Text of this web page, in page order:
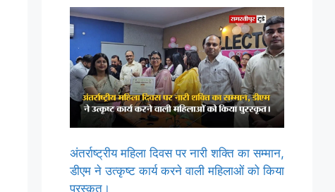
अंतर्राष्ट्रीय महिला दिवस पर नारी शक्ति का सम्मान,
डीएम ने उत्कृष्ट कार्य करने वाली महिलाओं को किया
पुरस्कृत।